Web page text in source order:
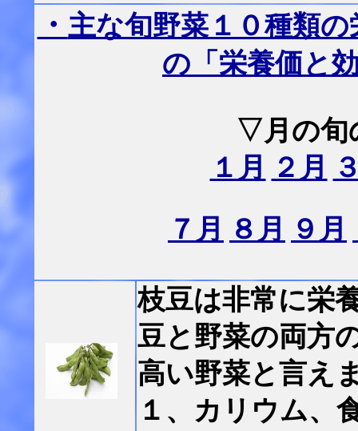
・ 主な旬野菜１０種類の
の「栄養価と
▽月の旬
１月
２月
７月 ８月 ９月
枝豆は非常に栄
豆と野菜の両方
高い野菜と言え
１、カリウム、